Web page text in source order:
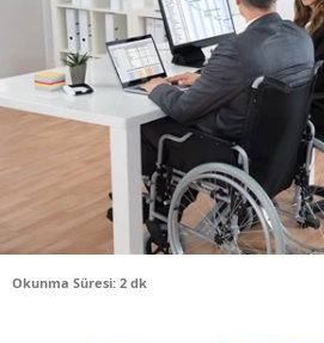
Okunma Süresi: 2 dk